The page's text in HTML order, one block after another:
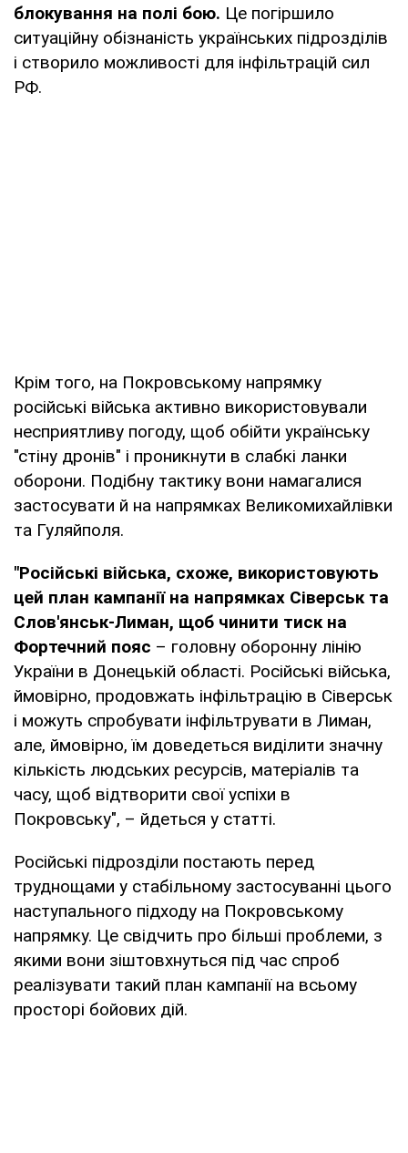
блокування на полі бою. Це погіршило
ситуаційну обізнаність українських підрозділів
і створило можливості для інфільтрацій сил
РФ.
Крім того, на Покровському напрямку
російські війська активно використовували
несприятливу погоду, щоб обійти українську
"стіну дронів" і проникнути в слабкі ланки
оборони. Подібну тактику вони намагалися
застосувати й на напрямках Великомихайлівки
та Гуляйполя.
"Російські війська, схоже, використовують
цей план кампанії на напрямках Сіверськ та
Слов'янськ-Лиман, щоб чинити тиск на
Фортечний пояс – головну оборонну лінію
України в Донецькій області. Російські війська,
ймовірно, продовжать інфільтрацію в Сіверськ
і можуть спробувати інфільтрувати в Лиман,
але, ймовірно, їм доведеться виділити значну
кількість людських ресурсів, матеріалів та
часу, щоб відтворити свої успіхи в
Покровську", – йдеться у статті.
Російські підрозділи постають перед
труднощами у стабільному застосуванні цього
наступального підходу на Покровському
напрямку. Це свідчить про більші проблеми, з
якими вони зіштовхнуться під час спроб
реалізувати такий план кампанії на всьому
просторі бойових дій.